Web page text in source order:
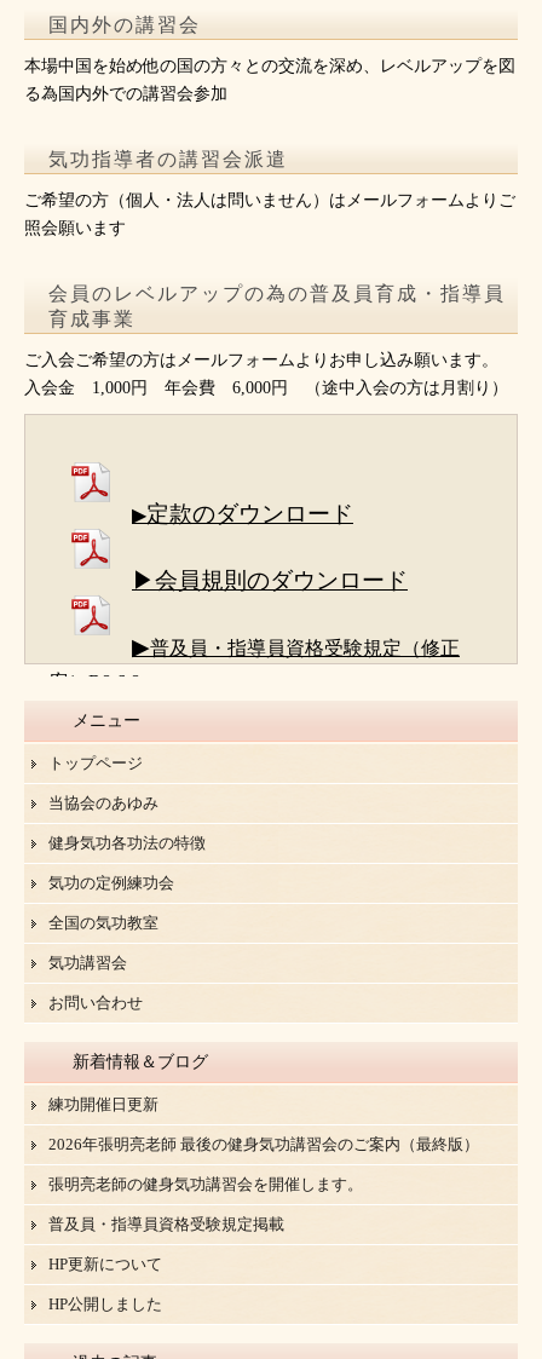
国内外の講習会
本場中国を始め他の国の方々との交流を深め、レベルアップを図
る為国内外での講習会参加
気功指導者の講習会派遣
ご希望の方（個人・法人は問いません）はメールフォームよりご
照会願います
会員のレベルアップの為の普及員育成・指導員
育成事業
ご入会ご希望の方はメールフォームよりお申し込み願います。
入会金 1,000円 年会費 6,000円 （途中入会の方は月割り）
▶定款のダウンロード
▶会員規則のダウンロード
▶普及員・指導員資格受験規定（修正
案）R8.6.8
メニュー
トップページ
当協会のあゆみ
健身気功各功法の特徴
気功の定例練功会
全国の気功教室
気功講習会
お問い合わせ
新着情報＆ブログ
練功開催日更新
2026年張明亮老師 最後の健身気功講習会のご案内（最終版）
張明亮老師の健身気功講習会を開催します。
普及員・指導員資格受験規定掲載
HP更新について
HP公開しました